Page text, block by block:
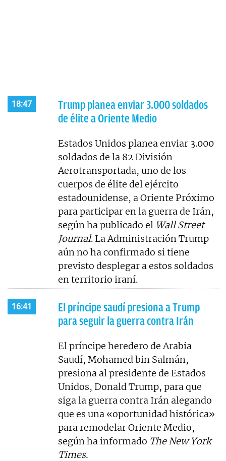
18:47
Trump planea enviar 3.000 soldados
de élite a Oriente Medio
Estados Unidos planea enviar 3.000
soldados de la 82 División
Aerotransportada, uno de los
cuerpos de élite del ejército
estadounidense, a Oriente Próximo
para participar en la guerra de Irán,
según ha publicado el Wall Street
Journal. La Administración Trump
aún no ha confirmado si tiene
previsto desplegar a estos soldados
en territorio iraní.
16:41
El príncipe saudí presiona a Trump
para seguir la guerra contra Irán
El príncipe heredero de Arabia
Saudí, Mohamed bin Salmán,
presiona al presidente de Estados
Unidos, Donald Trump, para que
siga la guerra contra Irán alegando
que es una «oportunidad histórica»
para remodelar Oriente Medio,
según ha informado The New York
Times.